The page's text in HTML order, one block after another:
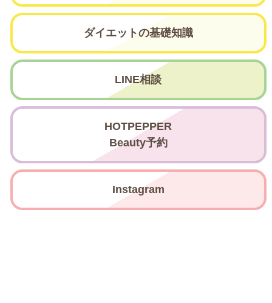
ダイエットの基礎知識
LINE相談
HOTPEPPER
Beauty予約
Instagram